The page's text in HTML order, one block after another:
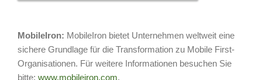
MobileIron: MobileIron bietet Unternehmen weltweit eine
sichere Grundlage für die Transformation zu Mobile First-
Organisationen. Für weitere Informationen besuchen Sie
bitte: www.mobileiron.com.